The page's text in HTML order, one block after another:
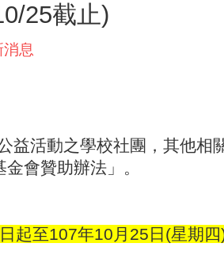
25截止)
息
益活動之學校社團，其他相
會贊助辦法」。
起至107年10月25日(星期